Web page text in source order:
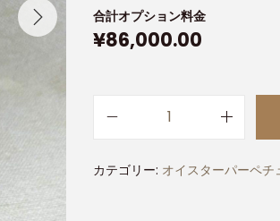
合計オプション料金
¥86,000.00
カテゴリー: オイスターパーペチ